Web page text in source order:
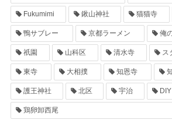
Fukumimi 鍬山神社 猫猫寺
鴨サブレー 京都ラーメン 俺
祇園 山科区 清水寺 ス
東寺 大相撲 知恩寺
護王神社 北区 宇治 DIY
鶏卵卸西尾